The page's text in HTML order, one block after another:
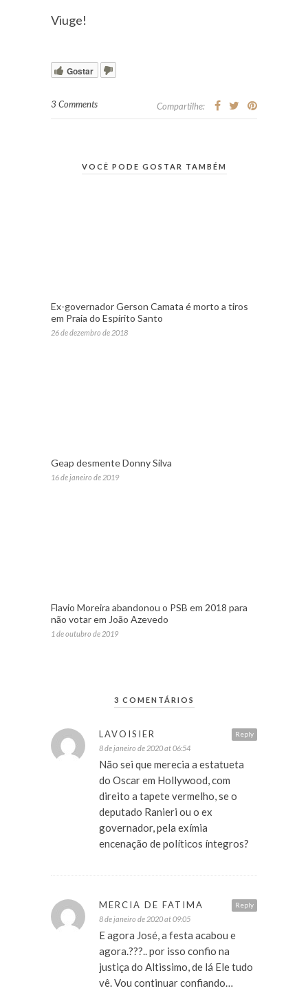
Viuge!
Gostar
3 Comments Compartilhe:
VOCÊ PODE GOSTAR TAMBÉM
Ex-governador Gerson Camata é morto a tiros
em Praia do Espírito Santo
26 de dezembro de 2018
Geap desmente Donny Silva
16 de janeiro de 2019
Flavio Moreira abandonou o PSB em 2018 para
não votar em João Azevedo
1 de outubro de 2019
3 COMENTÁRIOS
Reply
LAVOISIER
8 de janeiro de 2020 at 06:54
Não sei que merecia a estatueta
do Oscar em Hollywood, com
direito a tapete vermelho, se o
deputado Ranieri ou o ex
governador, pela exímia
encenação de políticos íntegros?
Reply
MERCIA DE FATIMA
8 de janeiro de 2020 at 09:05
E agora José, a festa acabou e
agora.???.. por isso confio na
justiça do Altissimo, de lá Ele tudo
vê. Vou continuar confiando…